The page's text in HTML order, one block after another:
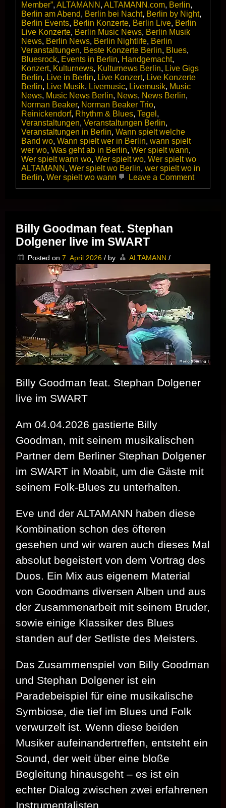
Member”, ALTAMANN , ALTAMANN.com, Berlin,
Berlin am Abend, Berlin bei Nacht, Berlin by Night,
Berlin Events, Berlin Konzerte, Berlin Live, Berlin
Live Konzerte, Berlin Music News, Berlin Musik
News, Berlin News, Berlin Nightlife, Berlin
Veranstaltungen, Beste Konzerte Berlin, Blues,
Bluesrock, Events in Berlin, Handgemacht,
Konzert, Kulturnews, Kulturnews Berlin, Live Gigs
Berlin, Live in Berlin, Live Konzert, Live Konzerte
Berlin, Live Musik, Livemusic, Livemusik, Music
News, Music News Berlin, News, News Berlin,
Norman Beaker, Norman Beaker Trio,
Reinickendorf, Rhythm & Blues, Tegel ,
Veranstaltungen, Veranstaltungen Berlin,
Veranstaltungen in Berlin, Wann spielt welche
Band wo, Wann spielt wer in Berlin, wann spielt
wer wo, Was geht ab in Berlin, Wer spielt wann,
Wer spielt wann wo, Wer spielt wo, Wer spielt wo
ALTAMANN , Wer spielt wo Berlin, wer spielt wo in
Berlin, Wer spielt wo wann Leave a Commenton
Dicke
Billy Goodman feat. Stephan
Dolgener live im SWART
Posted on 7. April 2026 / by ALTAMANN /
Billy Goodman feat. Stephan Dolgener
live im SWART
Am 04.04.2026 gastierte Billy
Goodman, mit seinem musikalischen
Partner dem Berliner Stephan Dolgener
im SWART in Moabit, um die Gäste mit
seinem Folk-Blues zu unterhalten.
Eve und der ALTAMANN haben diese
Kombination schon des öfteren
gesehen und wir waren auch dieses Mal
absolut begeistert von dem Vortrag des
Duos. Ein Mix aus eigenem Material
von Goodmans diversen Alben und aus
der Zusammenarbeit mit seinem Bruder,
sowie einige Klassiker des Blues
standen auf der Setliste des Meisters.
Das Zusammenspiel von Billy Goodman
und Stephan Dolgener ist ein
Paradebeispiel für eine musikalische
Symbiose, die tief im Blues und Folk
verwurzelt ist. Wenn diese beiden
Musiker aufeinandertreffen, entsteht ein
Sound, der weit über eine bloße
Begleitung hinausgeht – es ist ein
echter Dialog zwischen zwei erfahrenen
Instrumentalisten.